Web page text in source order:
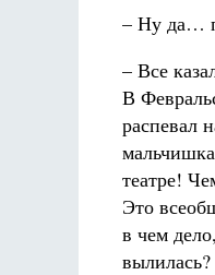
– Ну да…
– Все
В
распевал
театре!
Это
в чем